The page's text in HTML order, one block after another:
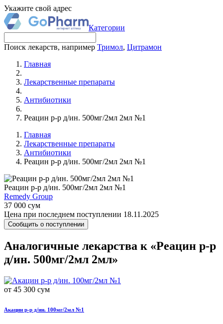
Укажите свой адрес
Категории
Поиск лекарств, например Тримол, Цитрамон
Главная
Лекарственные препараты
Антибиотики
Реацин р-р д/ин. 500мг/2мл 2мл №1
Главная
Лекарственные препараты
Антибиотики
Реацин р-р д/ин. 500мг/2мл 2мл №1
Реацин р-р д/ин. 500мг/2мл 2мл №1
Remedy Group
37 000 сум
Цена при последнем поступлении 18.11.2025
Сообщить о поступлении
Аналогичные лекарства к «Реацин р-р
д/ин. 500мг/2мл 2мл»
от 45 300 сум
Акацин р-р д/ин. 100мг/2мл №1